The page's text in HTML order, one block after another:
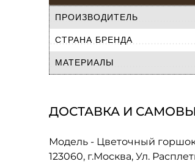
ПРОИЗВОДИТЕЛЬ
СТРАНА БРЕНДА
МАТЕРИАЛЫ
ДОСТАВКА И
Модель - Цветочный горшок
123060, г.Москва, Ул.